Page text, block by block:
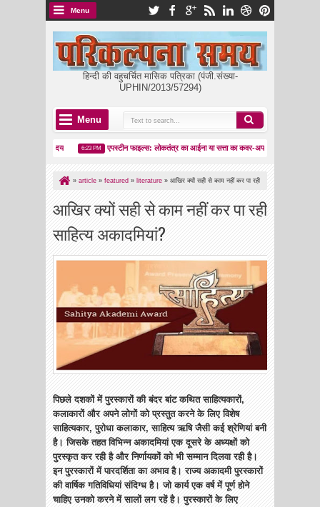
Menu
हिन्दी की वहुचर्चित मासिक पत्रिका (पंजी.संख्या-
UPHIN/2013/57294)
Menu
6:23 PM एपस्टीन फाइल्स: लोकतंत्र का आईना या सत्ता का कवर-अप? 8:05 PM
» article » featured » literature » आखिर क्यों सही से काम नहीं कर पा रही
आखिर क्यों सही से काम नहीं कर पा रही
साहित्य अकादमियां?
पिछले दशकों में पुरस्कारों की बंदर बांट कथित साहित्यकारों,
कलाकारों और अपने लोगों को प्रस्तुत करने के लिए विशेष
साहित्यकार, पुरोधा कलाकार, साहित्य ऋषि जैसी कई श्रेणियां बनी
है। जिसके तहत विभिन्न अकादमियां एक दूसरे के अध्यक्षों को
पुरस्कृत कर रही है और निर्णायकों को भी सम्मान दिलवा रही है।
इन पुरस्कारों में पारदर्शिता का अभाव है। राज्य अकादमी पुरस्कारों
की वार्षिक गतिविधियां संदिग्ध है। जो कार्य एक वर्ष में पूर्ण होने
चाहिए उनको करने में सालों लग रहें है। पुरस्कारों के लिए